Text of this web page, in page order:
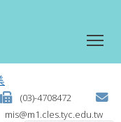
(03)-4708472
mis@m1.cles.tyc.edu.tw